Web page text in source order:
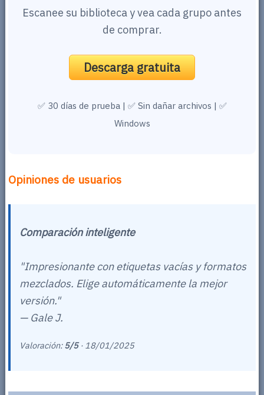
Escanee su biblioteca y vea cada grupo antes
de comprar.
Descarga gratuita
✅ 30 días de prueba | ✅ Sin dañar archivos | ✅
Windows
Opiniones de usuarios
Comparación inteligente
"Impresionante con etiquetas vacías y formatos
mezclados. Elige automáticamente la mejor
versión."
— Gale J.
Valoración:5/5· 18/01/2025